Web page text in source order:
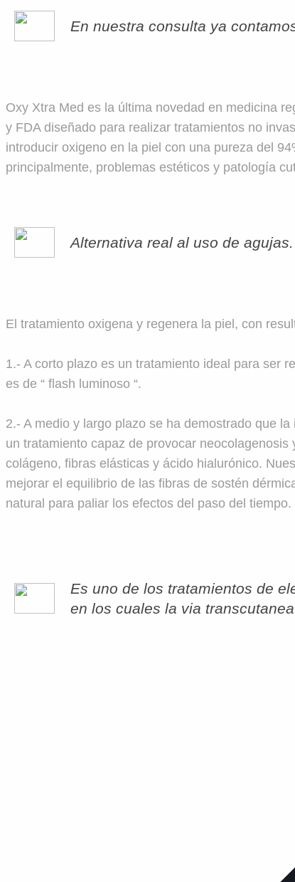
En nuestra consulta ya
Oxy Xtra Med es la última novedad en medicina
y FDA diseñado para realizar tratamientos no
introducir oxigeno en la piel con una pureza del
principalmente, problemas estéticos y patología
Alternativa real al uso de
El tratamiento oxigena y regenera la piel, con
1.- A corto plazo es un tratamiento ideal para ser
es de “ flash luminoso “.
2.- A medio y largo plazo se ha demostrado que
un tratamiento capaz de provocar
colágeno, fibras elásticas y ácido hialurónico.
mejorar el equilibrio de las fibras de sostén
natural para paliar los efectos del paso del tiempo.
Es uno de los tratamientos de
en los cuales la via